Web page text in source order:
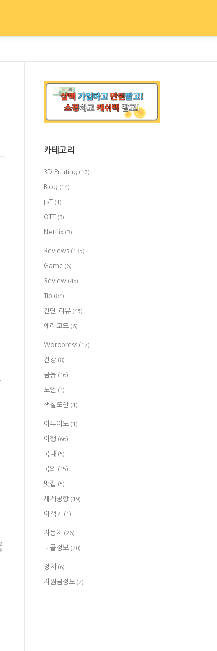
카테고리
3D Printing (12)
Blog (14)
IoT (1)
OTT (3)
Netflix (3)
Reviews (185)
Game (6)
Review (45)
Tip (84)
간단 리뷰 (43)
에러코드 (6)
Wordpress (17)
건강 (8)
금융 (16)
도안 (1)
색칠도안 (1)
아두이노 (1)
여행 (66)
국내 (5)
국외 (15)
맛집 (5)
세계공항 (19)
여객기 (1)
자동차 (26)
리콜정보 (20)
정치 (6)
지원금정보 (2)